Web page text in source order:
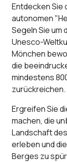
Entdecken Sie
autonomen
Segeln Sie um
Unesco-
Mönchen
die
mindestens
zurückreichen.
Ergreifen Sie
machen, die
Landschaft
erleben und
Berges zu